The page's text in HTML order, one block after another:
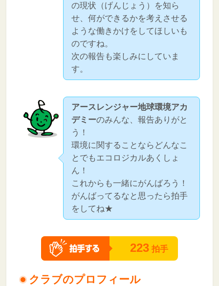
の現状（げんじょう）を知ら
せ、何ができるかを考えさせる
ような働きかけをしてほしいも
のですね。
次の報告も楽しみにしていま
す。
アースレンジャー地球環境アカ
デミーのみんな、報告ありがと
う！
環境に関することならどんなこ
とでもエコロジカルあくしょ
ん！
これからも一緒にがんばろう！
がんばってるなと思ったら拍手
をしてね★
223 拍手
クラブのプロフィール